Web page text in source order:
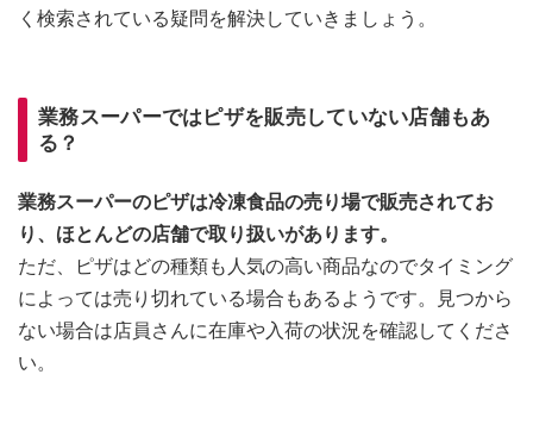
く検索されている疑問を解決していきましょう。
業務スーパーではピザを販売していない店舗もあ
る？
業務スーパーのピザは冷凍食品の売り場で販売されてお
り、ほとんどの店舗で取り扱いがあります。
ただ、ピザはどの種類も人気の高い商品なのでタイミング
によっては売り切れている場合もあるようです。見つから
ない場合は店員さんに在庫や入荷の状況を確認してくださ
い。